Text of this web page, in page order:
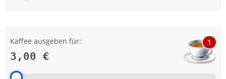
Kaffee ausgeben für:
3,00 €
1